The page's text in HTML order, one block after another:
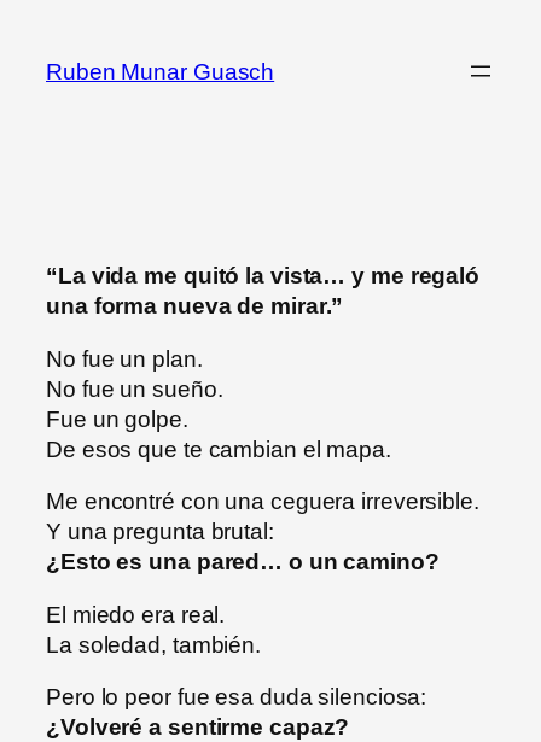
Ruben Munar Guasch
“La vida me quitó la vista… y me regaló
una forma nueva de mirar.”
No fue un plan.
No fue un sueño.
Fue un golpe.
De esos que te cambian el mapa.
Me encontré con una ceguera irreversible.
Y una pregunta brutal:
¿Esto es una pared… o un camino?
El miedo era real.
La soledad, también.
Pero lo peor fue esa duda silenciosa:
¿Volveré a sentirme capaz?